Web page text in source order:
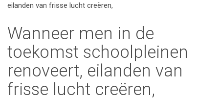
eilanden van frisse lucht creëren,
Wanneer men in de
toekomst schoolpleinen
renoveert, eilanden van
frisse lucht creëren,